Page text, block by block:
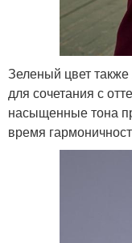
Зеленый цвет
для сочетания с
насыщенные тона
время